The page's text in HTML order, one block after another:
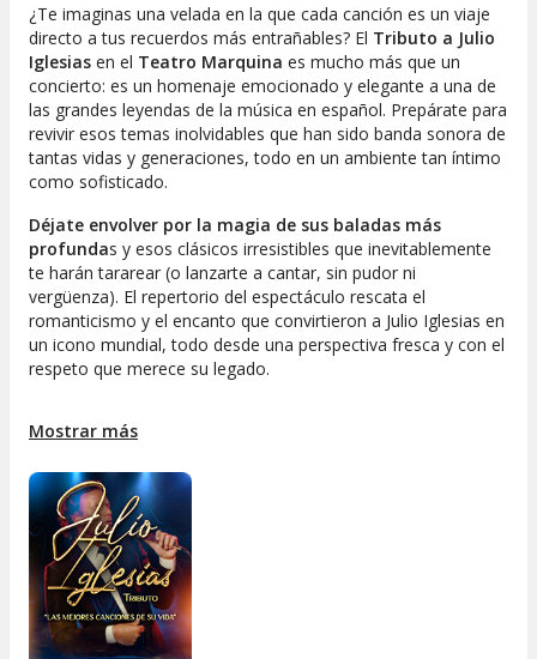
¿Te imaginas una velada en la que cada canción es un viaje
directo a tus recuerdos más entrañables? El Tributo a Julio
Iglesias en el Teatro Marquina es mucho más que un
concierto: es un homenaje emocionado y elegante a una de
las grandes leyendas de la música en español. Prepárate para
revivir esos temas inolvidables que han sido banda sonora de
tantas vidas y generaciones, todo en un ambiente tan íntimo
como sofisticado.
Déjate envolver por la magia de sus baladas más
profundas y esos clásicos irresistibles que inevitablemente
te harán tararear (o lanzarte a cantar, sin pudor ni
vergüenza). El repertorio del espectáculo rescata el
romanticismo y el encanto que convirtieron a Julio Iglesias en
un icono mundial, todo desde una perspectiva fresca y con el
respeto que merece su legado.
emociones y recuerdos que solo una voz inconfundible
la nostalgia y esa chispa especial que Julio Iglesias supo
transmitir como nadie.
No pierdas la oportunidad de disfrutar del
Iglesiasen pleno corazón de Madrid. Una noche para
reencontrarte con esos grandes éxitos que siguen tan vivos
como siempre. ¿Te apuntas a viajar al pasado sin moverte de
tu butaca?
Mostrar más